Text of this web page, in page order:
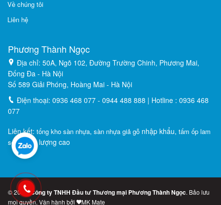
Về chúng tôi
Liên hệ
Phương Thành Ngọc
Địa chỉ: 50A, Ngõ 102, Đường Trường Chinh, Phương Mai,
Đống Đa - Hà Nội
Số 589 Giải Phóng, Hoàng Mai - Hà Nội
Điện thoại: 0936 468 077 - 0944 488 888 | Hotline : 0936 468
077
Liên kết: tổng kho sàn nhựa, sàn nhựa giả gỗ nhập khẩu, tấm ốp lam
sóngchất lượng cao
© 2026,Công ty TNHH Đầu tư Thương mại Phương Thành Ngọc. Bảo lưu
mọi quyền. Vận hành bởi
MK Mate